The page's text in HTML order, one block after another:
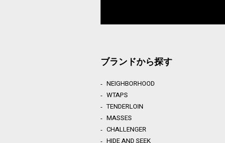
ブランドから探す
NEIGHBORHOOD
WTAPS
TENDERLOIN
MASSES
CHALLENGER
HIDE AND SEEK